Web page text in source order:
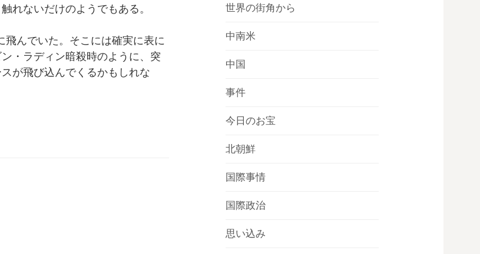
れないだけのようでもある。
飛んでいた。そこには確実に表に
・ラディン暗殺時のように、突
が飛び込んでくるかもしれな
世界の街角から
中南米
中国
事件
今日のお宝
北朝鮮
国際事情
国際政治
思い込み